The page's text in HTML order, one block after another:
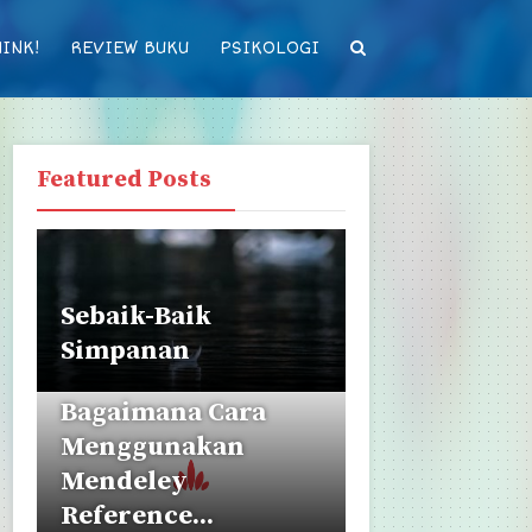
REVIEW BUKU PSIKOLOGI
Featured Posts
Sebaik-Baik
Simpanan
Bagaimana Cara
Menggunakan
Mendeley
Reference...